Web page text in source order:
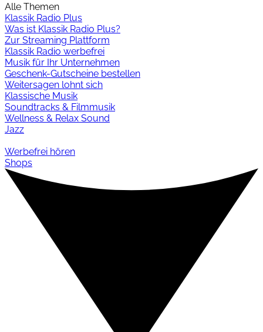
Alle Themen
Klassik Radio Plus
Was ist Klassik Radio Plus?
Zur Streaming Plattform
Klassik Radio werbefrei
Musik für Ihr Unternehmen
Geschenk-Gutscheine bestellen
Weitersagen lohnt sich
Klassische Musik
Soundtracks & Filmmusik
Wellness & Relax Sound
Jazz
Werbefrei hören
Shops